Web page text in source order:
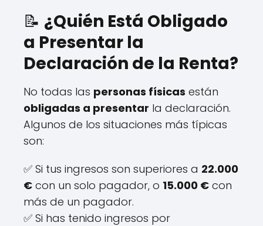
📝 ¿Quién Está Obligado
a Presentar la
Declaración de la Renta?
No todas las personas físicas están
obligadas a presentar la declaración.
Algunos de los situaciones más típicas
son:
✅ Si tus ingresos son superiores a 22.000
€ con un solo pagador, o 15.000 € con
más de un pagador.
✅ Si has tenido ingresos por